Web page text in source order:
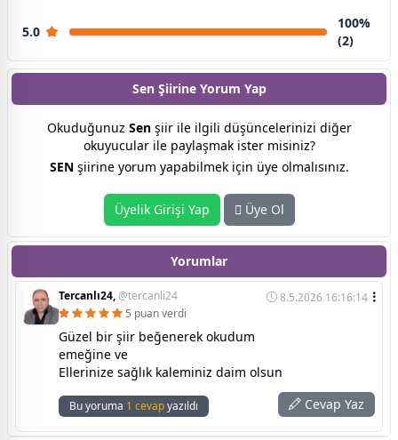
5.0
100%
(2)
Sen Şiirine Yorum Yap
Okuduğunuz Senşiir ile ilgili düşüncelerinizi diğer
okuyucular ile paylaşmak ister misiniz?
SENşiirine yorum yapabilmek için üye olmalısınız.
Üyelik Girişi Yap Üye Ol
Yorumlar
Tercanlı24,@tercanli24
8.5.2026 16:16:14
5 puan verdi
Güzel bir şiir beğenerek okudum
emeğine ve
Ellerinize sağlık kaleminiz daim olsun
Bu yoruma 1 cevapyazıldı Cevap Yaz